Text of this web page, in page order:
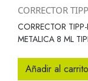
CORRECTOR
CORRECTOR
METALICA 8 ML
Añadir al carrito